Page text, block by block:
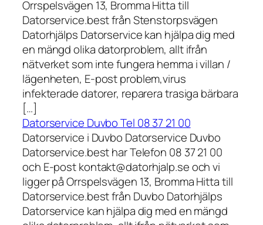
Orrspelsvägen 13, Bromma Hitta till
Datorservice.best från Stenstorpsvägen
Datorhjälps Datorservice kan hjälpa dig med
en mängd olika datorproblem, allt ifrån
nätverket som inte fungera hemma i villan /
lägenheten, E-post problem,virus
infekterade datorer, reparera trasiga bärbara
[…]
Datorservice Duvbo Tel 08 37 21 00
Datorservice i Duvbo Datorservice Duvbo
Datorservice.best har Telefon 08 37 21 00
och E-post kontakt@datorhjalp.se och vi
ligger på Orrspelsvägen 13, Bromma Hitta till
Datorservice.best från Duvbo Datorhjälps
Datorservice kan hjälpa dig med en mängd